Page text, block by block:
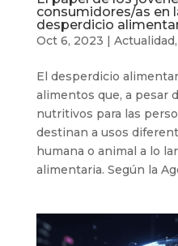
consumidores/as en
desperdicio
Oct 6, 2023 | Actualidad,
El desperdicio
alimentos que, a pesar
nutritivos para las
destinan a usos
humana o animal a lo
alimentaria. Según la